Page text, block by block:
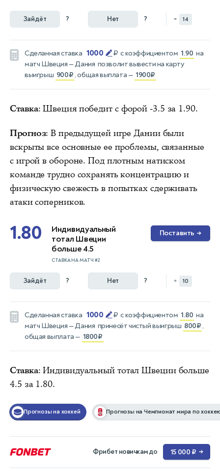
Зайдёт ? Нет ? = 14
Сделанная ставка 1000 ₽ с коэффициентом 1.90 на
матч Швеция — Дания позволит вывести на карту
выигрыш 900₽ , общая выплата — 1900₽
Ставка: Швеция победит с форой -3.5 за 1.90.
Прогноз: В предыдущей игре Дании были
вскрыты все основные ее проблемы, связанные
с игрой в обороне. Под плотным натиском
команде трудно сохранять концентрацию и
физическую свежесть в попытках сдерживать
атаки соперников.
1.80
Индивидуальный
тотал Швеции
больше 4.5
СТАВКА НА МАТЧ #2
Поставить →
Зайдёт ? Нет ? = 10
Сделанная ставка 1000 ₽ с коэффициентом 1.80 на
матч Швеция — Дания принесёт чистый выигрыш 800₽ ,
общая выплата — 1800₽
Ставка: Индивидуальный тотал Швеции больше
4.5 за 1.80.
Прогнозы на хоккей Прогнозы на Чемпионат мира по
Фрибет новичкам до 15 000 ₽ →